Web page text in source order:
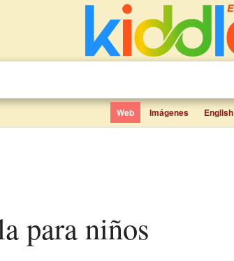
Web Imágenes English
para niños